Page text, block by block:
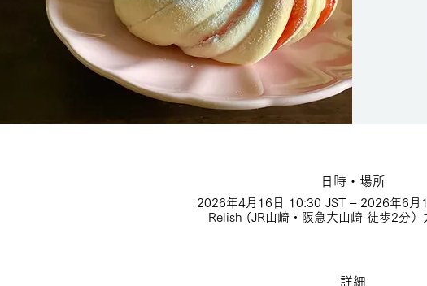
日時・場所
2026年4月16日 10:30 JST – 2026年6月
Relish (JR山崎・阪急大山崎 徒歩2分）
詳細